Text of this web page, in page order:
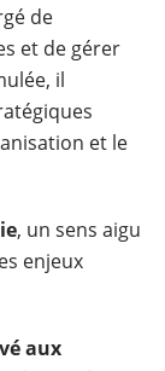
de
et de gérer
il
et le
, un sens aigu
enjeux
aux